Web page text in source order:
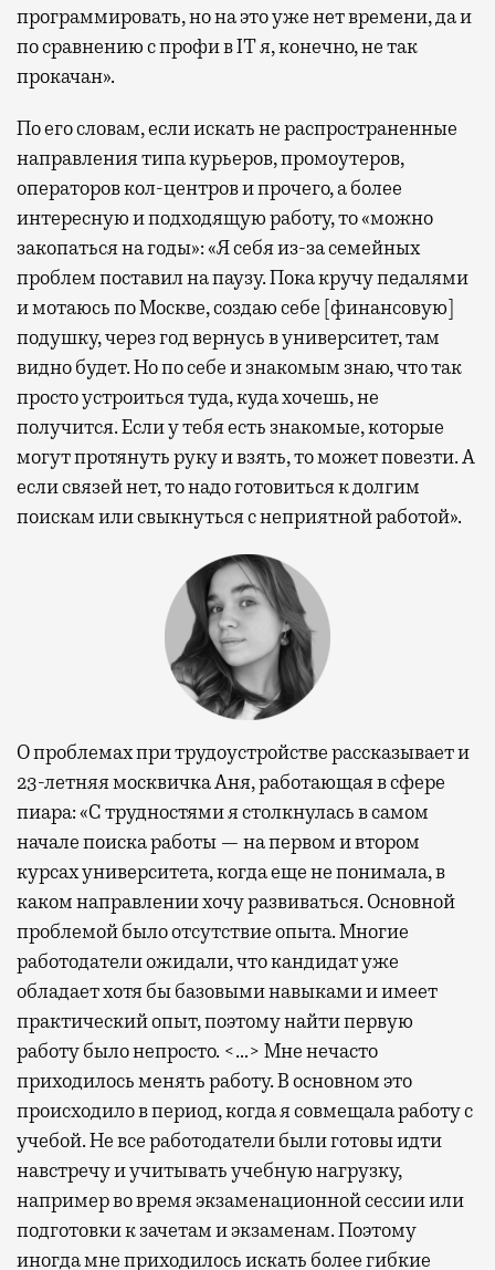
программировать, но на это уже нет времени, да и
по сравнению с профи в IT я, конечно, не так
прокачан».
По его словам, если искать не распространенные
направления типа курьеров, промоутеров,
операторов кол-центров и прочего, а более
интересную и подходящую работу, то «можно
закопаться на годы»: «Я себя из-за семейных
проблем поставил на паузу. Пока кручу педалями
и мотаюсь по Москве, создаю себе [финансовую]
подушку, через год вернусь в университет, там
видно будет. Но по себе и знакомым знаю, что так
просто устроиться туда, куда хочешь, не
получится. Если у тебя есть знакомые, которые
могут протянуть руку и взять, то может повезти. А
если связей нет, то надо готовиться к долгим
поискам или свыкнуться с неприятной работой».
О проблемах при трудоустройстве рассказывает и
23-летняя москвичка Аня, работающая в сфере
пиара: «С трудностями я столкнулась в самом
начале поиска работы — на первом и втором
курсах университета, когда еще не понимала, в
каком направлении хочу развиваться. Основной
проблемой было отсутствие опыта. Многие
работодатели ожидали, что кандидат уже
обладает хотя бы базовыми навыками и имеет
практический опыт, поэтому найти первую
работу было непросто. <…> Мне нечасто
приходилось менять работу. В основном это
происходило в период, когда я совмещала работу с
учебой. Не все работодатели были готовы идти
навстречу и учитывать учебную нагрузку,
например во время экзаменационной сессии или
подготовки к зачетам и экзаменам. Поэтому
иногда мне приходилось искать более гибкие